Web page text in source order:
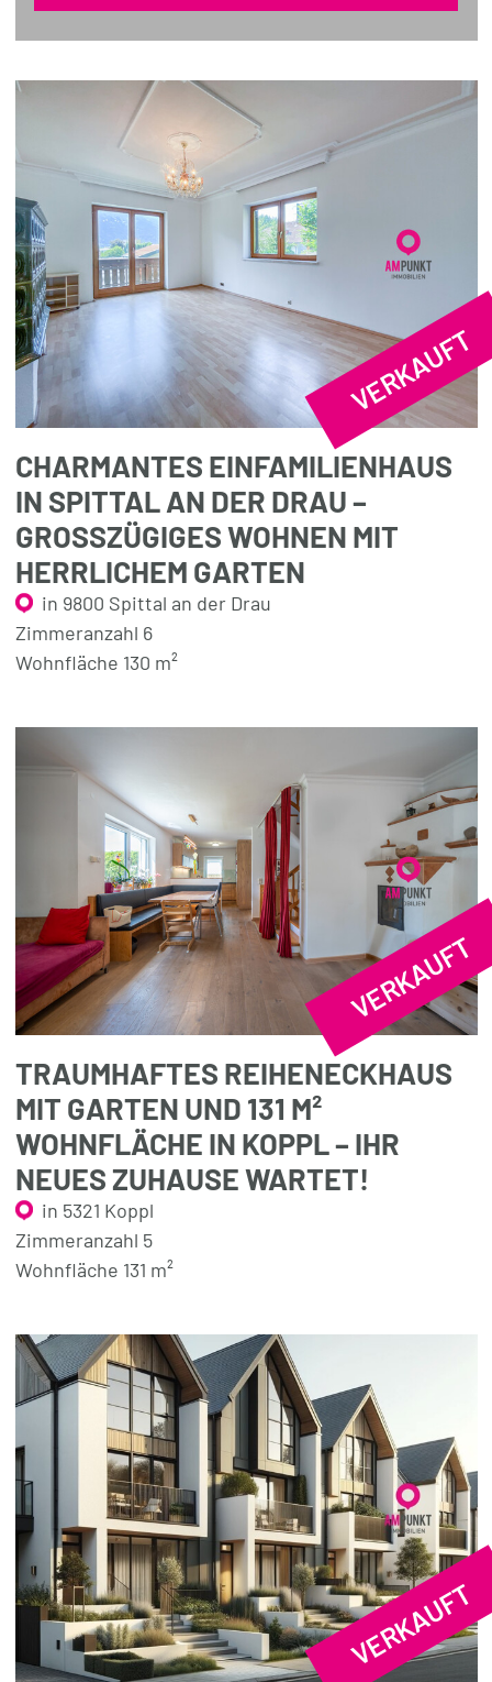
VERKAUFT
CHARMANTES EINFAMILIENHAUS
IN SPITTAL AN DER DRAU –
GROSSZÜGIGES WOHNEN MIT H
ERRLICHEM GARTEN
in 9800 Spittal an der Drau
Zimmeranzahl 6
Wohnfläche 130 m²
VERKAUFT
TRAUMHAFTES REIHENECKHAUS
MIT GARTEN UND 131 M²
WOHNFLÄCHE IN KOPPL – IHR
NEUES ZUHAUSE WARTET!
in 5321 Koppl
Zimmeranzahl 5
Wohnfläche 131 m²
VERKAUFT